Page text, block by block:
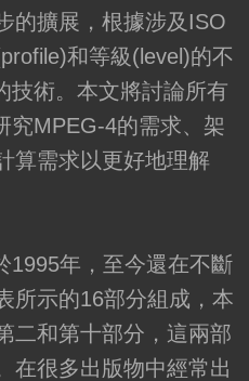
的擴展，根據涉及ISO
和等級(level)的不
技術。本文將討論所有
究MPEG-4的需求、架
算需求以更好地理解
1995年，至今還在不斷
所示的16部分組成，本
二和第十部分，這兩部
在很多出版物中經常出